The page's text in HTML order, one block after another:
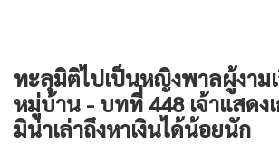
ทะลุมิติไปเป็นหญิงพาลผู้งาม
หมู่บ้าน - บทที่ 448 เจ้าแสดง
มิน่าเล่าถึงหาเงินได้น้อยนัก